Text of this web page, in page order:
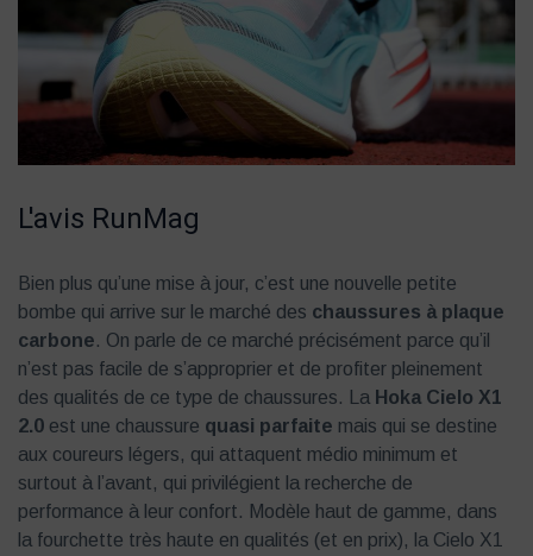
L'avis RunMag
Bien plus qu’une mise à jour, c’est une nouvelle petite
bombe qui arrive sur le marché des chaussures à plaque
carbone. On parle de ce marché précisément parce qu’il
n’est pas facile de s’approprier et de profiter pleinement
des qualités de ce type de chaussures. La Hoka Cielo X1
2.0 est une chaussure quasi parfaite mais qui se destine
aux coureurs légers, qui attaquent médio minimum et
surtout à l’avant, qui privilégient la recherche de
performance à leur confort. Modèle haut de gamme, dans
la fourchette très haute en qualités (et en prix), la Cielo X1